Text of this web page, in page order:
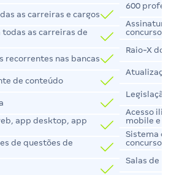
as carreiras e cargos
as carreiras de
recorrentes nas bancas
de conteúdo
app desktop, app
de questões de
600
concursos
Raio-X
Acesso
mobile e
Sistema
concurso
Salas de